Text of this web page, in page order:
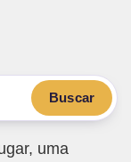
Buscar
uma